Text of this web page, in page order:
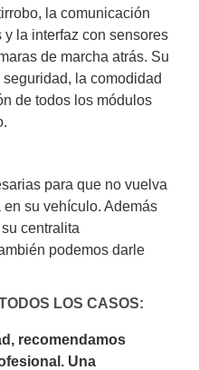
la comunicación
la interfaz con sensores
de marcha atrás. Su
la comodidad
de todos los módulos
para que no vuelva
su vehículo. Además
centralita
podemos darle
LOS CASOS:
recomendamos
Una